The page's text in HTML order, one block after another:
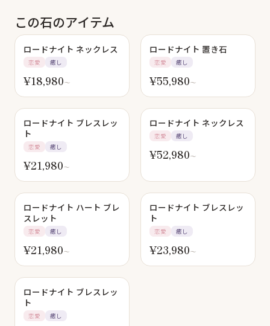
この石のアイテム
ロードナイト ネックレス
恋愛 癒し
¥18,980〜
SOLD OUT
ロードナイト 置き石
恋愛 癒し
¥55,980〜
ロードナイト ブレスレッ
ト
恋愛 癒し
¥21,980〜
SOLD OUT
ロードナイト ネックレス
恋愛 癒し
¥52,980〜
ロードナイト ハート ブレ
スレット
恋愛 癒し
¥21,980〜
ロードナイト ブレスレッ
ト
恋愛 癒し
¥23,980〜
ロードナイト ブレスレッ
ト
恋愛 癒し